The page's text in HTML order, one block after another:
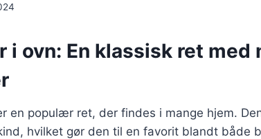
i ovn: En klassisk ret med
en populær ret, der findes i mange hjem.
hvilket gør den til en favorit blandt både